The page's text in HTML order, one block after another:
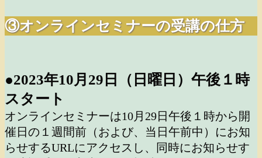
③オンラインセミナーの受講の仕方
●2023年10月29日（日曜日）午後１時
スタート
オンラインセミナーは10月29日午後１時から開
催日の１週間前（および、当日午前中）にお知
らせするURLにアクセスし、同時にお知らせす